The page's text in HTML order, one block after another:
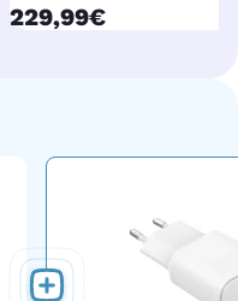
currentPrice
229,99€